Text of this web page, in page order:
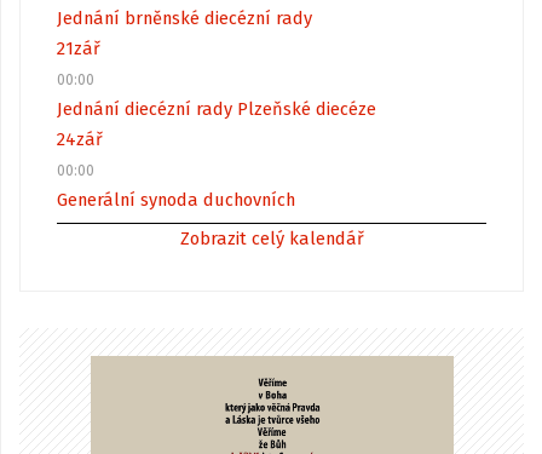
Jednání brněnské diecézní rady
21zář
00:00
Jednání diecézní rady Plzeňské diecéze
24zář
00:00
Generální synoda duchovních
Zobrazit celý kalendář